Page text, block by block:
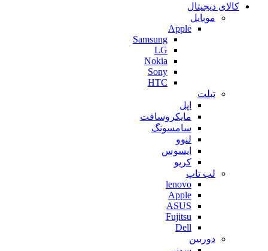
کالای دیجیتال
موبایل
Apple
Samsung
LG
Nokia
Sony
HTC
تبلت
اپل
مایکروسافت
سامسونگ
لنوو
ایسوس
کریو
لب تاپ
lenovo
Apple
ASUS
Fujitsu
Dell
دوربین